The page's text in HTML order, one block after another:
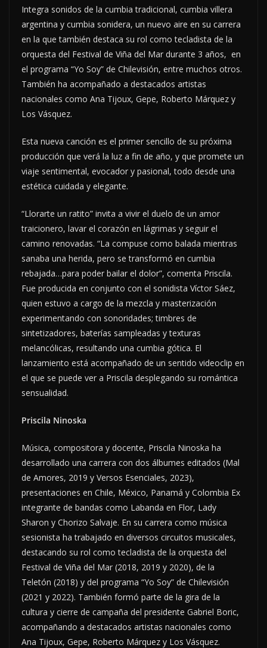
Integra sonidos de la cumbia tradicional, cumbia villera
argentina y cumbia sonidera, un nuevo aire en su carrera
en la que también destaca su rol como tecladista de la
orquesta del Festival de Viña del Mar durante 3 años, en
el programa “Yo Soy” de Chilevisión, entre muchos otros.
También ha acompañado a destacados artistas
nacionales como Ana Tijoux, Gepe, Roberto Márquez y
Los Vásquez.
Esta nueva canción es el primer sencillo de su próxima
producción que verá la luz a fin de año, y que promete un
viaje sentimental, evocador y pasional, todo desde una
estética cuidada y elegante.
“Llorarte un ratito” invita a vivir el duelo de un amor
traicionero, lavar el corazón en lágrimas y seguir el
camino renovadas. “La compuse como balada mientras
sanaba una herida, pero se transformó en cumbia
rebajada…para poder bailar el dolor”, comenta Priscila.
Fue producida en conjunto con el sonidista Víctor Sáez,
quien estuvo a cargo de la mezcla y masterización
experimentando con sonoridades; timbres de
sintetizadores, baterías sampleadas y texturas
melancólicas, resultando una cumbia gótica. El
lanzamiento está acompañado de un sentido videoclip en
el que se puede ver a Priscila desplegando su romántica
sensualidad.
Priscila Ninoska
Música, compositora y docente, Priscila Ninoska ha
desarrollado una carrera con dos álbumes editados (Mal
de Amores, 2019 y Versos Esenciales, 2023),
presentaciones en Chile, México, Panamá y Colombia Ex
integrante de bandas como Labanda en Flor, Lady
Sharon y Chorizo Salvaje. En su carrera como música
sesionista ha trabajado en diversos circuitos musicales,
destacando su rol como tecladista de la orquesta del
Festival de Viña del Mar (2018, 2019 y 2020), de la
Teletón (2018) y del programa “Yo Soy” de Chilevisión
(2021 y 2022). También formó parte de la gira de la
cultura y cierre de campaña del presidente Gabriel Boric,
acompañando a destacados artistas nacionales como
Ana Tijoux, Gepe, Roberto Márquez y Los Vásquez.